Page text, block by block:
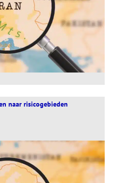
naar risicogebieden